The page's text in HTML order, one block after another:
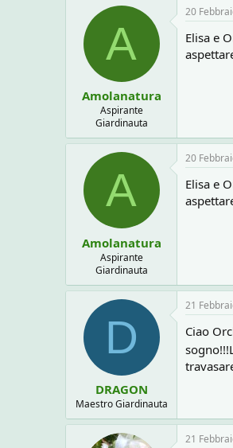
A
Amolanatura
Aspirante
Giardinauta
20
Elisa e
A
Amolanatura
Aspirante
Giardinauta
20
Elisa e
D
DRAGON
Maestro Giardinauta
21
Ciao
21